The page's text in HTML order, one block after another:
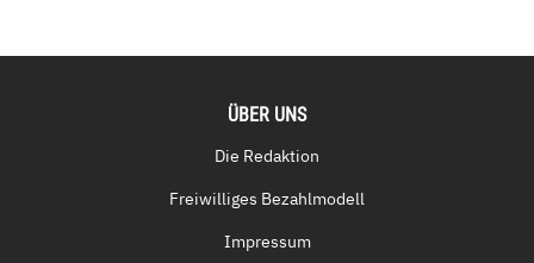
ÜBER UNS
Die Redaktion
Freiwilliges Bezahlmodell
Impressum